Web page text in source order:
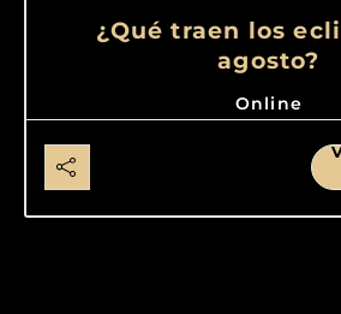
¿Qué traen los
agosto?
Online